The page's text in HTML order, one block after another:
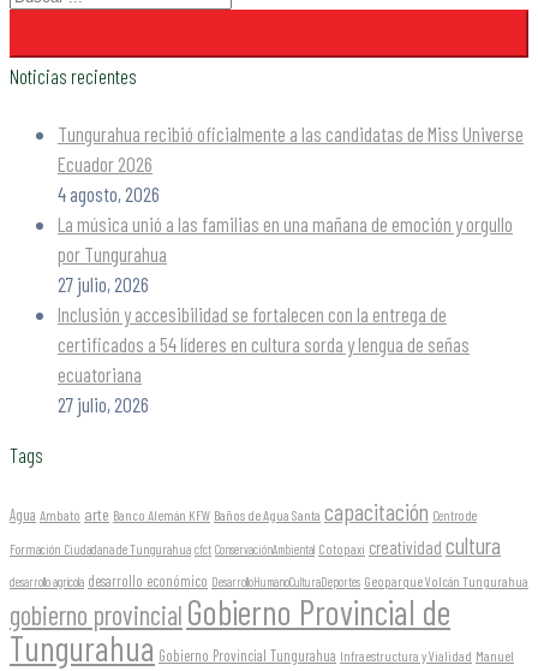
Noticias recientes
Tungurahua recibió oficialmente a las candidatas de Miss Universe
Ecuador 2026
4 agosto, 2026
La música unió a las familias en una mañana de emoción y orgullo
por Tungurahua
27 julio, 2026
Inclusión y accesibilidad se fortalecen con la entrega de
certificados a 54 líderes en cultura sorda y lengua de señas
ecuatoriana
27 julio, 2026
Tags
Agua Ambato arte Banco Alemán KFW Baños de Agua Santa capacitación Centro de
Formación Ciudadana de Tungurahua cfct ConservaciónAmbiental Cotopaxi creatividad cultura
desarrollo agrícola desarrollo económico DesarrolloHumanoCulturaDeportes Geoparque Volcán Tungurahua
gobierno provincial Gobierno Provincial de
Tungurahua Gobierno Provincial Tungurahua Infraestructura y Vialidad Manuel